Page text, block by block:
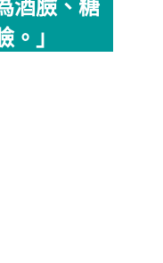
酒臉、糖
。」